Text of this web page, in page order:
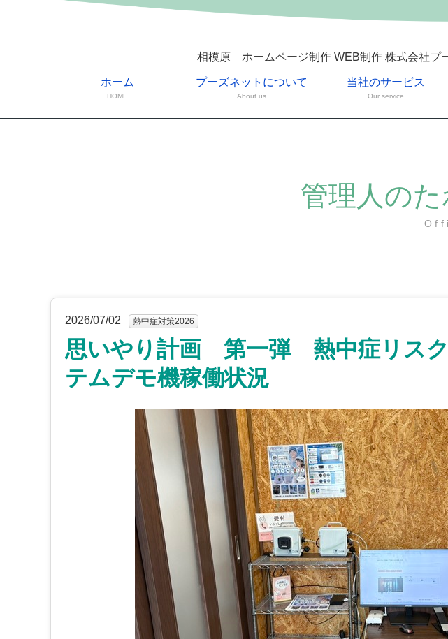
相模原 ホームページ制作 WEB制作 株式会社プ
ホーム
HOME
プーズネットについて
About us
当社のサービス
Our service
管理人の
2026/07/02 熱中症対策2026
思いやり計画 第一弾 熱中症リス
テムデモ機稼働状況